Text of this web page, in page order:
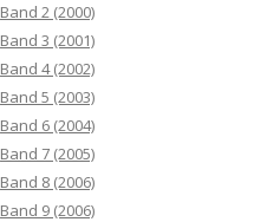
Band 2 (2000)
Band 3 (2001)
Band 4 (2002)
Band 5 (2003)
Band 6 (2004)
Band 7 (2005)
Band 8 (2006)
Band 9 (2006)